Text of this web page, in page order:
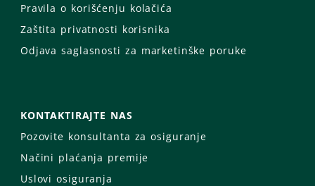
Pravila o korišćenju kolačića
Zaštita privatnosti korisnika
Odjava saglasnosti za marketinške poruke
KONTAKTIRAJTE NAS
Pozovite konsultanta za osiguranje
Načini plaćanja premije
Uslovi osiguranja